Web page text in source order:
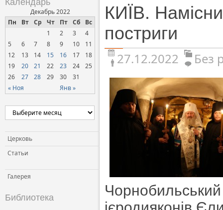
Календарь
Декабрь 2022
Пн
Вт Ср Чт Пт Сб Вс
« Ноя Янв »
1 2 3
4
5
6 7 8 9 10
11
12
13 14 15 16 17
18
19
20 21 22 23 24
25
26
27 28 29 30 31
Церковь
Статьи
Галерея
Библиотека
КИЇВ.
постриги
27.12.2022 Без